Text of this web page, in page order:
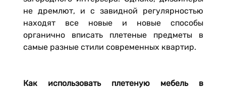
не дремлют, и с завидной регулярностью
находят все новые и новые способы
органично вписать плетеные предметы в
самые разные стили современных квартир.
Как использовать плетеную мебель в